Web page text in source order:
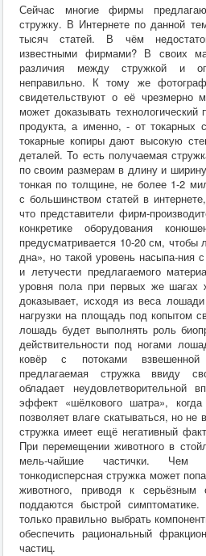
Сейчас многие фирмы
стружку. В Интернете по данной
тысяч статей. В чём
известными фирмами? В своих
различия между стружкой и
неправильно. К тому же
свидетельствуют о её чрезмерно
может доказывать технологический
продукта, а именно, - от токарных
токарные копиры дают высокую
деталей. То есть получаемая
по своим размерам в длину и
тонкая по толщине, не более 1-2
с большинством статей в
что представители фирм-
конкретике оборудования
предусматривается 10-20 см, чтобы
дна», но такой уровень насыпа-ния
и летучести предлагаемого
уровня пола при первых же шагах
доказывает, исходя из веса
нагрузки на площадь под копытом
лошадь будет выполнять роль
действительности под ногами
ковёр с потоками
предлагаемая стружка ввиду
обладает неудовлетворительной
эффект «шёлкового шатра»,
позволяет влаге скатываться, но
стружка имеет ещё негативный
При перемещении животного в
мель-чайшие частички. Чем
тонкодисперсная стружка может
животного, приводя к серьёзным
поддаются быстрой
только правильно выбрать
обеспечить рациональный
частиц.